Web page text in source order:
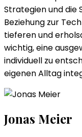
Strategien und die
Beziehung zur
tieferen und
wichtig, eine
individuell zu
eigenen Alltag
Jonas Meier